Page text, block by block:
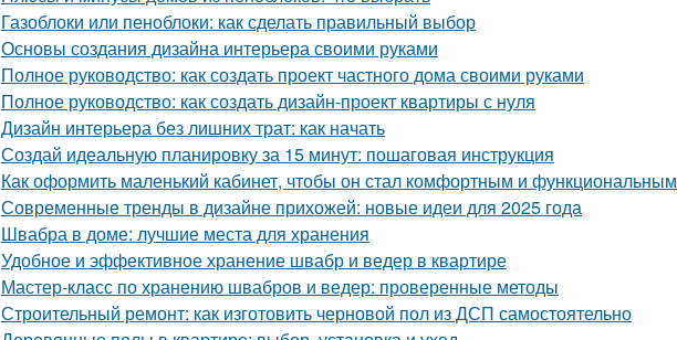
Газоблоки или пеноблоки: как сделать правильный выбор
Основы создания дизайна интерьера своими руками
Полное руководство: как создать проект частного дома своими руками
Полное руководство: как создать дизайн-проект квартиры с нуля
Дизайн интерьера без лишних трат: как начать
Создай идеальную планировку за 15 минут: пошаговая инструкция
Как оформить маленький кабинет, чтобы он стал комфортным и функциональным
Современные тренды в дизайне прихожей: новые идеи для 2025 года
Швабра в доме: лучшие места для хранения
Удобное и эффективное хранение швабр и ведер в квартире
Мастер-класс по хранению швабров и ведер: проверенные методы
Строительный ремонт: как изготовить черновой пол из ДСП самостоятельно